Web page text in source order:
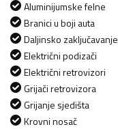
Aluminijumske felne
Branici u boji auta
Daljinsko zaključavanje
Električni podizači
Električni retrovizori
Grijači retrovizora
Grijanje sjedišta
Krovni nosač